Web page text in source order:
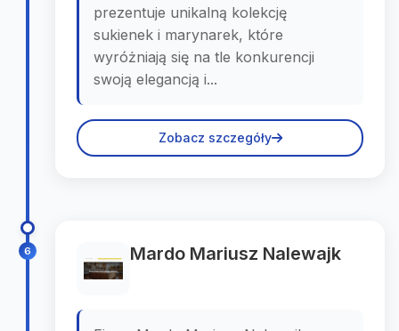
prezentuje unikalną kolekcję
sukienek i marynarek, które
wyróżniają się na tle konkurencji
swoją elegancją i...
Zobacz szczegóły
6 Mardo Mariusz Nalewajk